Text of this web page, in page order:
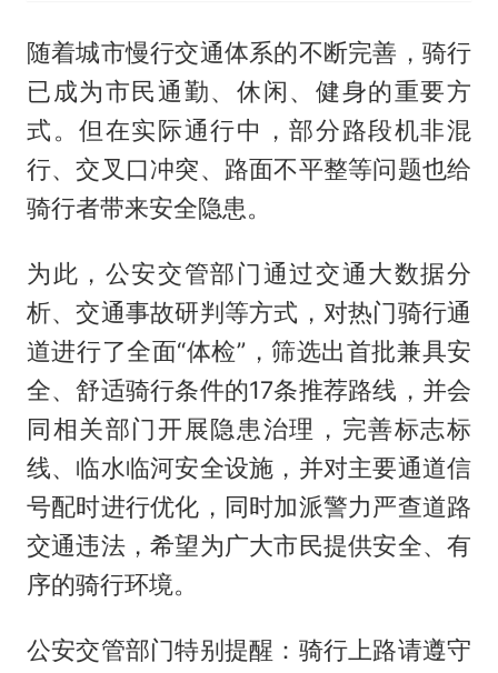
随着城市慢行交通体系的不断完善，骑行
已成为市民通勤、休闲、健身的重要方
式。但在实际通行中，部分路段机非混
行、交叉口冲突、路面不平整等问题也给
骑行者带来安全隐患。
为此，公安交管部门通过交通大数据分
析、交通事故研判等方式，对热门骑行通
道进行了全面“体检”，筛选出首批兼具安
全、舒适骑行条件的17条推荐路线，并会
同相关部门开展隐患治理，完善标志标
线、临水临河安全设施，并对主要通道信
号配时进行优化，同时加派警力严查道路
交通违法，希望为广大市民提供安全、有
序的骑行环境。
公安交管部门特别提醒：骑行上路请遵守